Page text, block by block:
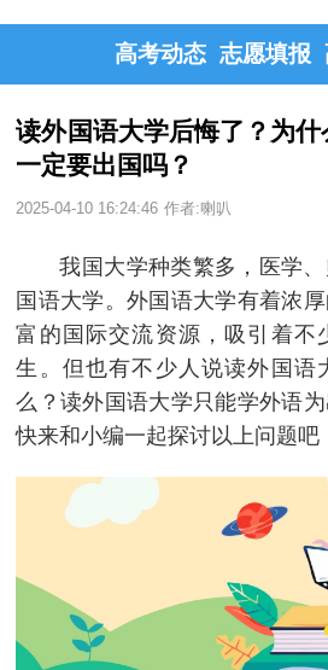
高考动态 志愿填报
读外国语大学后悔了？为
一定要出国吗？
2025-04-10 16:24:46 作者:喇叭
我国大学种类繁多，医学
国语大学。外国语大学有着浓
富的国际交流资源，吸引着不
生。但也有不少人说读外国语
么？读外国语大学只能学外语
快来和小编一起探讨以上问题吧